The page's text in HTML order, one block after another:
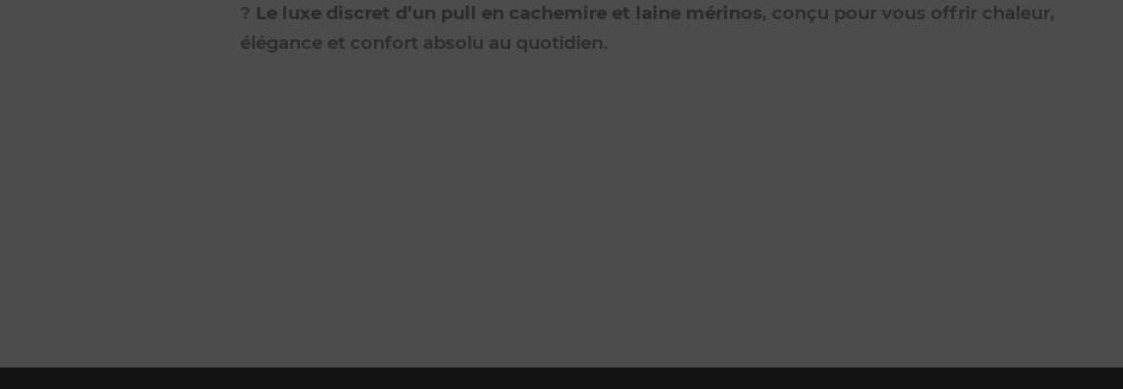
? Le luxe discret d’un pull en cachemire et laine mérinos, conçu pour vous offrir chaleur,
élégance et confort absolu au quotidien.